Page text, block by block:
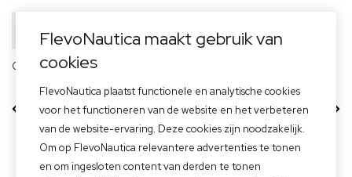
Officieel dealer van
610 Tender 615 Tender
FlevoNautica maakt gebruik van
cookies
FlevoNautica plaatst functionele en analytische cookies
voor het functioneren van de website en het verbeteren
van de website-ervaring. Deze cookies zijn noodzakelijk.
Om op FlevoNautica relevantere advertenties te tonen
en om ingesloten content van derden te tonen